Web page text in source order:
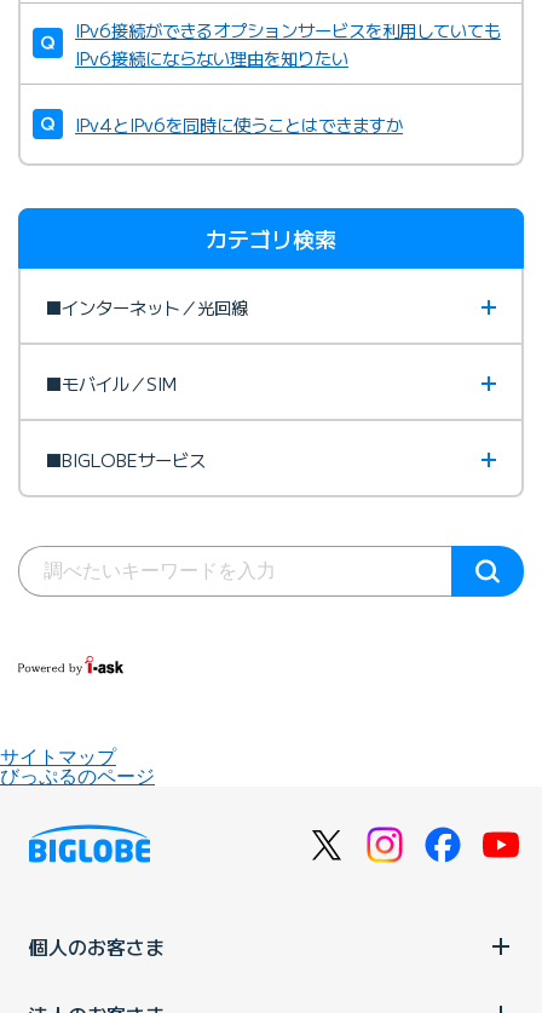
IPv6接続ができるオプションサービスを利用していても
IPv6接続にならない理由を知りたい
IPv4とIPv6を同時に使うことはできますか
カテゴリ検索
■インターネット／光回線
■モバイル／SIM
■BIGLOBEサービス
サイトマップ
びっぷるのページ
個人のお客さま